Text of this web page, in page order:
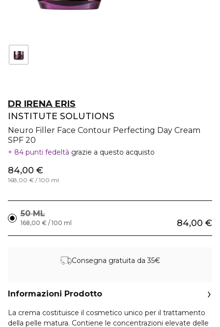
DR IRENA ERIS
INSTITUTE SOLUTIONS
Neuro Filler Face Contour Perfecting Day Cream
SPF 20
84 punti fedeltà grazie a questo acquisto
84,00 €
168,00 € / 100 ml
50 ML
84,00 €
168,00 € / 100 ml
Consegna gratuita da 35€
Informazioni Prodotto
La crema costituisce il cosmetico unico per il trattamento
della pelle matura. Contiene le concentrazioni elevate delle